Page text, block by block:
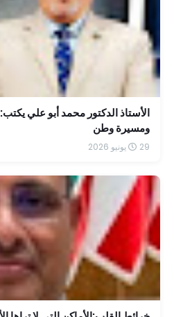
ومسيرة وطن
29 يونيو 2026